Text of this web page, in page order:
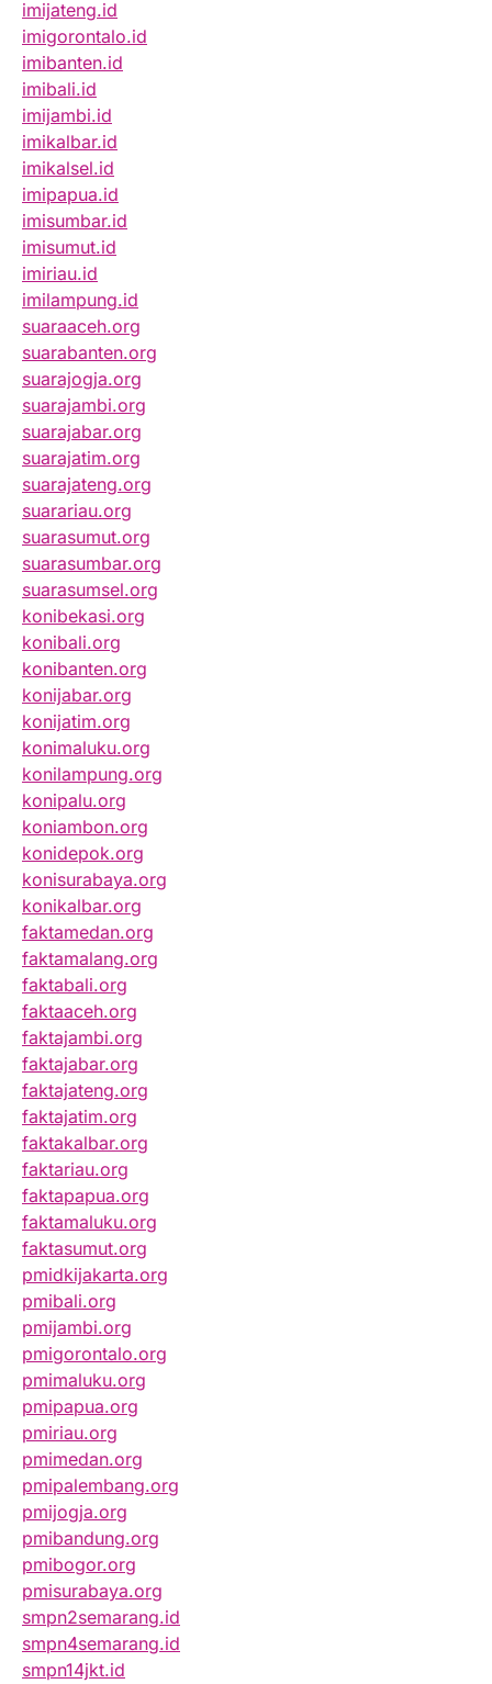
imijateng.id
imigorontalo.id
imibanten.id
imibali.id
imijambi.id
imikalbar.id
imikalsel.id
imipapua.id
imisumbar.id
imisumut.id
imiriau.id
imilampung.id
suaraaceh.org
suarabanten.org
suarajogja.org
suarajambi.org
suarajabar.org
suarajatim.org
suarajateng.org
suarariau.org
suarasumut.org
suarasumbar.org
suarasumsel.org
konibekasi.org
konibali.org
konibanten.org
konijabar.org
konijatim.org
konimaluku.org
konilampung.org
konipalu.org
koniambon.org
konidepok.org
konisurabaya.org
konikalbar.org
faktamedan.org
faktamalang.org
faktabali.org
faktaaceh.org
faktajambi.org
faktajabar.org
faktajateng.org
faktajatim.org
faktakalbar.org
faktariau.org
faktapapua.org
faktamaluku.org
faktasumut.org
pmidkijakarta.org
pmibali.org
pmijambi.org
pmigorontalo.org
pmimaluku.org
pmipapua.org
pmiriau.org
pmimedan.org
pmipalembang.org
pmijogja.org
pmibandung.org
pmibogor.org
pmisurabaya.org
smpn2semarang.id
smpn4semarang.id
smpn14jkt.id